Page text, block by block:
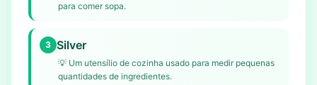
para comer sopa.
3 Silver
💡 Um utensílio de cozinha usado para medir pequenas
quantidades de ingredientes.